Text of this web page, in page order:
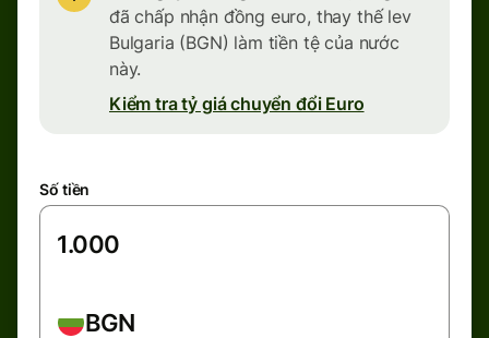
đã chấp nhận đồng euro, thay thế lev
Bulgaria (BGN) làm tiền tệ của nước
này.
Kiểm tra tỷ giá chuyển đổi Euro
Số tiền
BGN